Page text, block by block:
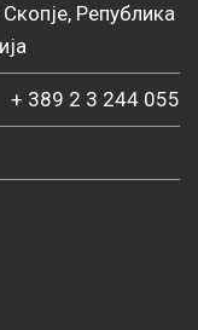
Република
+ 389 2 3 244 055